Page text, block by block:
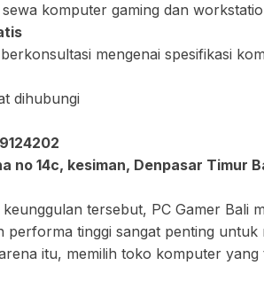
sewa komputer gaming dan
mengenai spesifikasi
dihubungi
no 14c, kesiman, Denpasar Timur
tersebut, PC Gamer Bali
performa tinggi sangat penting
itu, memilih toko komputer